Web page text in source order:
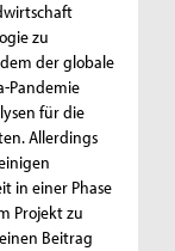
zu
der globale
Pandemie
für die
Allerdings
in einer Phase
Projekt zu
Beitrag